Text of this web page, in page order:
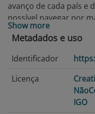
avanço de cada país e
possível navegar por
visuais que
digital e as ações de
para fortalecer as
Latina e no Caribe
Ao reunir dados,
de políticas públicas,
pesquisadores e
Show more
Metadados e uso
Identificador
Licença
IGO